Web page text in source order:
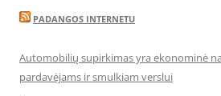
PADANGOS INTERNETU
Automobilių supirkimas yra ekonominė
pardavėjams ir smulkiam verslui